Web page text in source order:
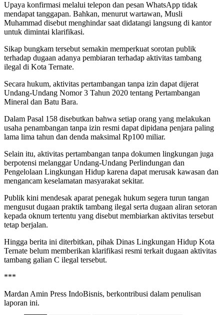
Upaya konfirmasi melalui telepon dan pesan WhatsApp tidak
mendapat tanggapan. Bahkan, menurut wartawan, Musli
Muhammad disebut menghindar saat didatangi langsung di kantor
untuk dimintai klarifikasi.
Sikap bungkam tersebut semakin memperkuat sorotan publik
terhadap dugaan adanya pembiaran terhadap aktivitas tambang
ilegal di Kota Ternate.
Secara hukum, aktivitas pertambangan tanpa izin dapat dijerat
Undang-Undang Nomor 3 Tahun 2020 tentang Pertambangan
Mineral dan Batu Bara.
Dalam Pasal 158 disebutkan bahwa setiap orang yang melakukan
usaha penambangan tanpa izin resmi dapat dipidana penjara paling
lama lima tahun dan denda maksimal Rp100 miliar.
Selain itu, aktivitas pertambangan tanpa dokumen lingkungan juga
berpotensi melanggar Undang-Undang Perlindungan dan
Pengelolaan Lingkungan Hidup karena dapat merusak kawasan dan
mengancam keselamatan masyarakat sekitar.
Publik kini mendesak aparat penegak hukum segera turun tangan
mengusut dugaan praktik tambang ilegal serta dugaan aliran setoran
kepada oknum tertentu yang disebut membiarkan aktivitas tersebut
tetap berjalan.
Hingga berita ini diterbitkan, pihak Dinas Lingkungan Hidup Kota
Ternate belum memberikan klarifikasi resmi terkait dugaan aktivitas
tambang galian C ilegal tersebut.
***
Mardan Amin Press IndoBisnis, berkontribusi dalam penulisan
laporan ini.